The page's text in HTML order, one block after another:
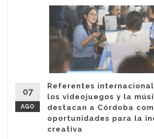
07
AGO
Referentes
los videojuegos y la
destacan a Córdoba
oportunidades para la
creativa